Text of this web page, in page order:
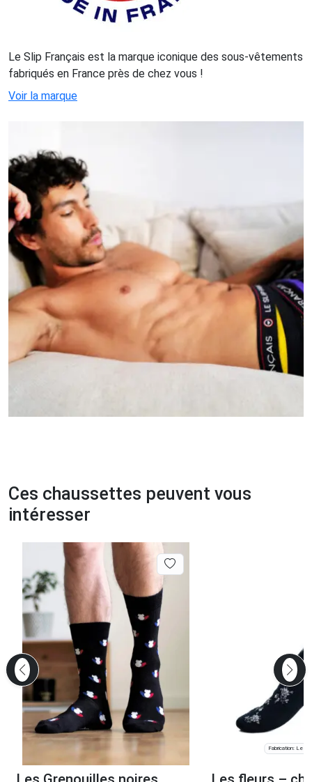
Le Slip Français est la marque iconique des sous-vêtements
fabriqués en France près de chez vous !
Voir la marque
Ces chaussettes peuvent vous
intéresser
Fabrication: Les